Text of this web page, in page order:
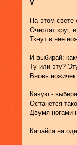
V
На этом свете
Очертят круг,
Ткнут в нее
И выбирай:
Ту или эту?
Вновь
Какую -
Останется
Двумя ногами
Качайся на